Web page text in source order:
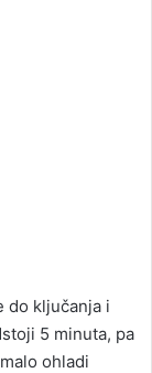
do ključanja i
5 minuta, pa
ohladi